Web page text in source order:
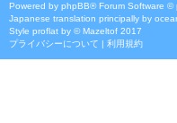
Powered by phpBB® Forum Software ©
Japanese translation principally by
Style proflat by ©Mazeltof 2017
プライバシーについて | 利用規約